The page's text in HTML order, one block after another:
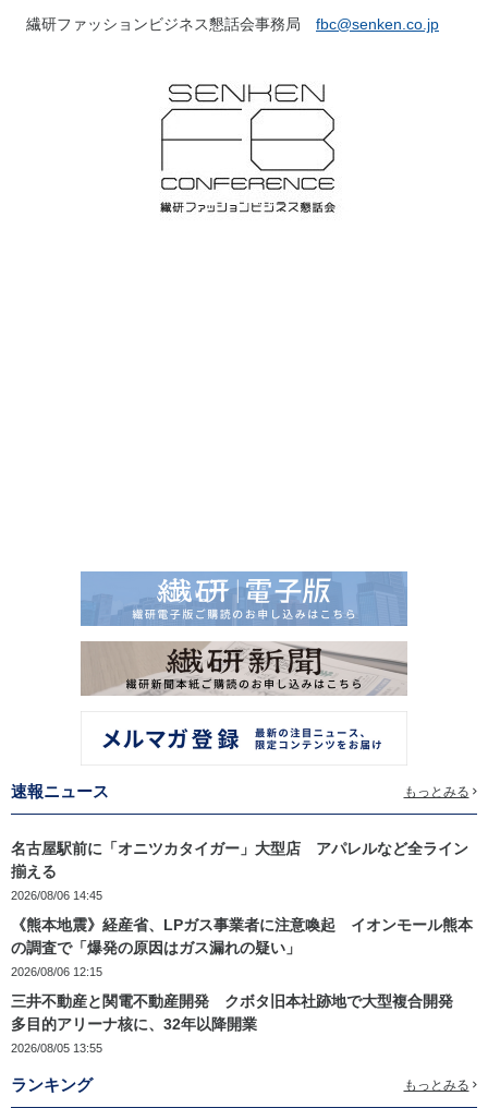
繊研ファッションビジネス懇話会事務局 fbc@senken.co.jp
速報ニュース もっとみる
名古屋駅前に「オニツカタイガー」大型店 アパレルなど全ライン
揃える
2026/08/06 14:45
《熊本地震》経産省、LPガス事業者に注意喚起 イオンモール熊本
の調査で「爆発の原因はガス漏れの疑い」
2026/08/06 12:15
三井不動産と関電不動産開発 クボタ旧本社跡地で大型複合開発
多目的アリーナ核に、32年以降開業
2026/08/05 13:55
ランキング もっとみる